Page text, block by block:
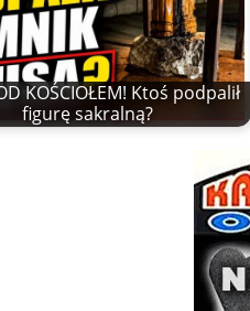
KOŚCIOŁEM! Ktoś podpalił
figurę sakralną?